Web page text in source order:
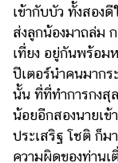
เข้ากับบัว ทั้งสอง
ส่งลูกน้องมาถล่ม
เที่ยง อยู่กันพร้อม
ปีเตอร์นำคนมากร
นั้น ที่ที่ทำการกง
น้อยอีกสองนายเข้
ประเสริฐ โชติ ก็ม
ความผิดของท่านเ